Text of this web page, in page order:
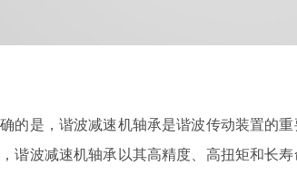
的是，谐波减速机轴承是谐波传动装置的
谐波减速机轴承以其高精度、高扭矩和长